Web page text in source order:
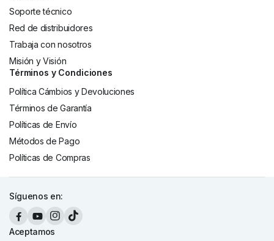
Soporte técnico
Red de distribuidores
Trabaja con nosotros
Misión y Visión
Términos y Condiciones
Política Cámbios y Devoluciones
Términos de Garantía
Políticas de Envío
Métodos de Pago
Políticas de Compras
Síguenos en:
Aceptamos